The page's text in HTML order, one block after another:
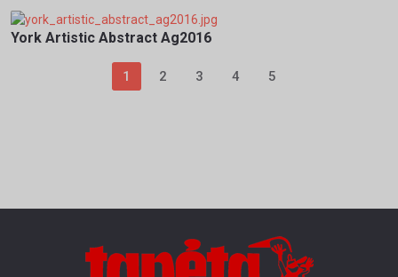
York Artistic Abstract Ag2016
1 2 3 4 5